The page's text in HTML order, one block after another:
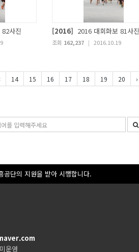
사진 [2016] 2016 대회화보 81사진
조회 162,237 | 2016.10.19
14 15 16 17 18 19 20 ›
공단의 지원을 받아 시행합니다.
운영